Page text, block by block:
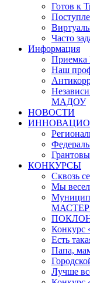
Готов к
Часто
Информация
Наш
МАДОУ
НОВОСТИ
КОНКУРСЫ
Сквозь
Мы
Конкурс
Есть
Папа,
Лучше